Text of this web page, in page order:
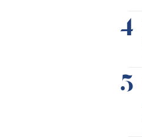
4
5